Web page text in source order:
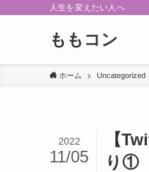
人生を変えたい人へ
ももコン
ホーム Uncategorized
【
り①
2022
11/05